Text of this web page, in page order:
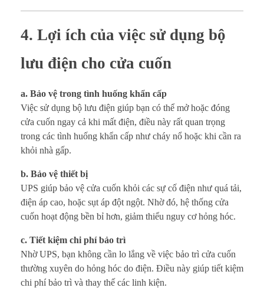
4. Lợi ích của việc sử dụng bộ
lưu điện cho cửa cuốn
a. Bảo vệ trong tình huống khẩn cấp
Việc sử dụng bộ lưu điện giúp bạn có thể mở hoặc đóng
cửa cuốn ngay cả khi mất điện, điều này rất quan trọng
trong các tình huống khẩn cấp như cháy nổ hoặc khi cần ra
khỏi nhà gấp.
b. Bảo vệ thiết bị
UPS giúp bảo vệ cửa cuốn khỏi các sự cố điện như quá tải,
điện áp cao, hoặc sụt áp đột ngột. Nhờ đó, hệ thống cửa
cuốn hoạt động bền bỉ hơn, giảm thiểu nguy cơ hỏng hóc.
c. Tiết kiệm chi phí bảo trì
Nhờ UPS, bạn không cần lo lắng về việc bảo trì cửa cuốn
thường xuyên do hỏng hóc do điện. Điều này giúp tiết kiệm
chi phí bảo trì và thay thế các linh kiện.